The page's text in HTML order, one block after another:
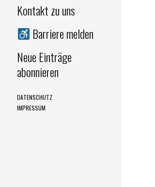
Kontakt zu uns
Barriere melden
Neue Einträge
abonnieren
DATENSCHUTZ
IMPRESSUM